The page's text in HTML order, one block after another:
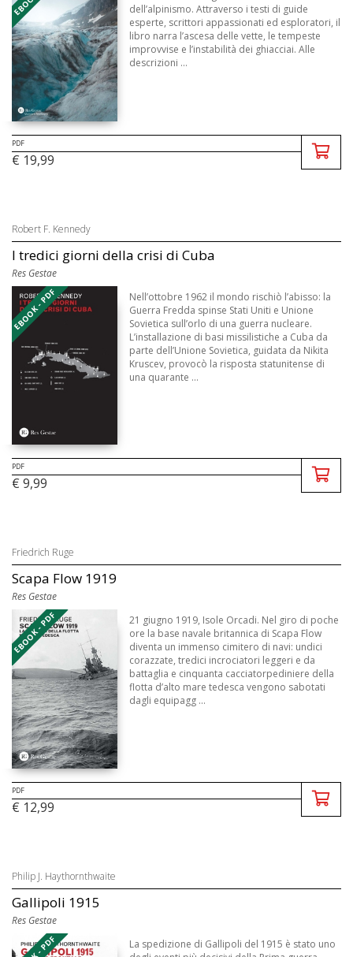
dell’alpinismo. Attraverso i testi di guide
esperte, scrittori appassionati ed esploratori, il
libro narra l’ascesa delle vette, le tempeste
improvvise e l’instabilità dei ghiacciai. Alle
descrizioni ...
PDF
€ 19,99
Robert F. Kennedy
I tredici giorni della crisi di Cuba
Res Gestae
EBOOK - PDF
Nell’ottobre 1962 il mondo rischiò l’abisso: la
Guerra Fredda spinse Stati Uniti e Unione
Sovietica sull’orlo di una guerra nucleare.
L’installazione di basi missilistiche a Cuba da
parte dell’Unione Sovietica, guidata da Nikita
Kruscev, provocò la risposta statunitense di
una quarante ...
PDF
€ 9,99
Friedrich Ruge
Scapa Flow 1919
Res Gestae
EBOOK - PDF
21 giugno 1919, Isole Orcadi. Nel giro di poche
ore la base navale britannica di Scapa Flow
diventa un immenso cimitero di navi: undici
corazzate, tredici incrociatori leggeri e da
battaglia e cinquanta cacciatorpediniere della
flotta d’alto mare tedesca vengono sabotati
dagli equipagg ...
PDF
€ 12,99
Philip J. Haythornthwaite
Gallipoli 1915
Res Gestae
La spedizione di Gallipoli del 1915 è stato uno